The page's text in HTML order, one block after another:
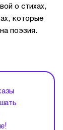
о стихах,
которые
поэзия.